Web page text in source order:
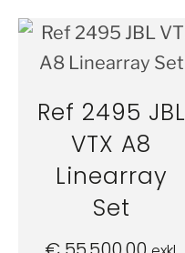
Ref 2495 JBL
VTX A8
Linearray
Set